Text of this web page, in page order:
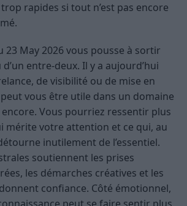
rapides si tout n’est pas encore
23 May 2026 vous pousse à sortir
entre-deux. Il y a aujourd’hui
de visibilité ou de mise en
vous être utile dans un domaine
Vous pourriez ressentir plus
mérite votre attention et ce qui, au
inutilement de l’essentiel.
soutiennent les prises
les démarches créatives et les
confiance. Côté émotionnel,